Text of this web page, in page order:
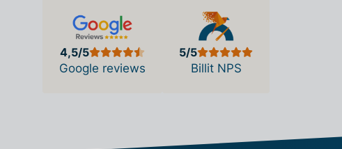
4,5/5
Google reviews
5/5
Billit NPS